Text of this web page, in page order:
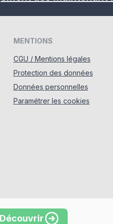
Découvrir
MENTIONS
CGU / Mentions légales
Protection des données
Données personnelles
Paramétrer les cookies